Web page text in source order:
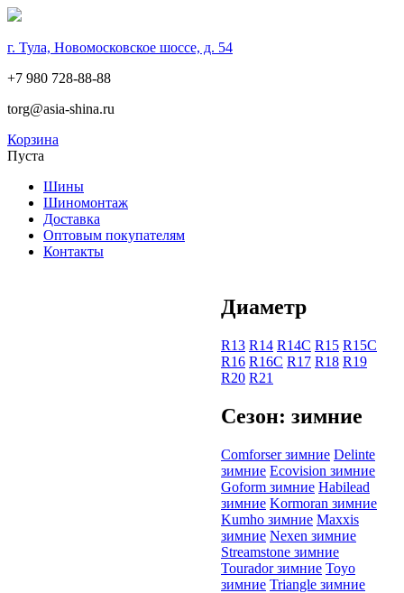
г. Тула, Новомосковское шоссе, д. 54
+7 980 728-88-88
torg@asia-shina.ru
Корзина
Пуста
Шины
Шиномонтаж
Доставка
Оптовым покупателям
Контакты
Диаметр
R13 R14 R14С R15 R15С
R16 R16С R17 R18 R19
R20 R21
Сезон: зимние
Comforser зимние Delinte
зимние Ecovision зимние
Goform зимние Habilead
зимние Kormoran зимние
Kumho зимние Maxxis
зимние Nexen зимние
Streamstone зимние
Tourador зимние Toyo
зимние Triangle зимние